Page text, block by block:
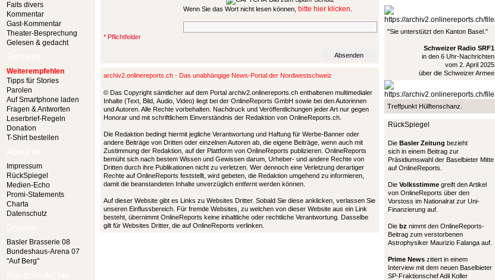
Faits divers
Kommentar
Gast-Kommentar
Theater-Besprechung
Gelesen & gedacht
Weiterempfehlen
Tipps für Stories
Parolen
Auf Smartphone laden
Fragen & Antworten
Leserbrief-Regeln
Donation
T-Shirt bestellen
Impressum
RückSpiegel
Medien-Echo
Promi-Statements
Charta
Datenschutz
Basler Brasserie 08
Bundeshaus-Arena 07
"Auf Berg"
Wenn Sie das Wort nicht lesen können, bitte hier klicken
* Pflichtfelder
archiv2.onlinereports.ch - Das unabhängige News-Portal der Nordwestschweiz
© Das Copyright sämtlicher auf dem Portal archiv2.onlinereports.ch enthaltenen multimedialer
Inhalte (Text, Bild, Audio, Video) liegt bei der OnlineReports GmbH sowie bei den Autorinnen
und Autoren. Alle Rechte vorbehalten. Nachdruck und Veröffentlichungen jeder Art nur gegen
Honorar und mit schriftlichem Einverständnis der Redaktion von OnlineReports.ch.
Die Redaktion bedingt hiermit jegliche Verantwortung und Haftung für Werbe-Banner oder
andere Beiträge von Dritten oder einzelnen Autoren ab, die eigene Beiträge, wenn auch mit
Zustimmung der Redaktion, auf der Plattform von OnlineReports publizieren. OnlineReports
bemüht sich nach bestem Wissen und Gewissen darum, Urheber- und andere Rechte von
Dritten durch ihre Publikationen nicht zu verletzen. Wer dennoch eine Verletzung derartiger
Rechte auf OnlineReports feststellt, wird gebeten, die Redaktion umgehend zu informieren,
damit die beanstandeten Inhalte unverzüglich entfernt werden können.
Auf dieser Website gibt es Links zu Websites Dritter. Sobald Sie diese anklicken, verlassen Sie
unseren Einflussbereich. Für fremde Websites, zu welchen von dieser Website aus ein Link
besteht, übernimmt OnlineReports keine inhaltliche oder rechtliche Verantwortung. Dasselbe
gilt für Websites Dritter, die auf OnlineReports verlinken.
"Sie unterstützt den Kanton Basel."
Schweizer Radio SRF1
in den 6 Uhr-Nachrichten
vom 2. April 2025
über die Schweizer Armee
Treffpunkt Hülftenschanz.
RückSpiegel
Die Basler Zeitung bezieht
sich in einem Beitrag zur
Präsidiumswahl der Baselbieter Mitte
auf OnlineReports.
Die Volksstimme greift den Artikel
von OnlineReports über den
Vorstoss im Nationalrat zur Uni-
Finanzierung auf.
Die bz nimmt den OnlineReports-
Beitrag zum verstorbenen
Astrophysiker Maurizio Falanga auf.
Prime News zitiert in einem
Interview mit dem neuen Baselbieter
SP-Fraktionschef Adil Koller